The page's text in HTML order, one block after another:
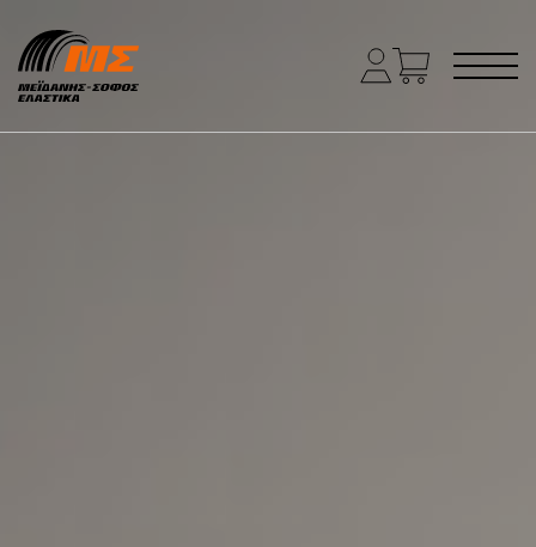
Main Navigation